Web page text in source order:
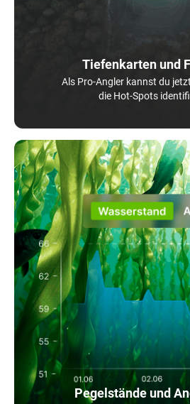
Tiefenkarten und
Als Pro-Angler kannst du
die Hot-Spots
Pegelstände und